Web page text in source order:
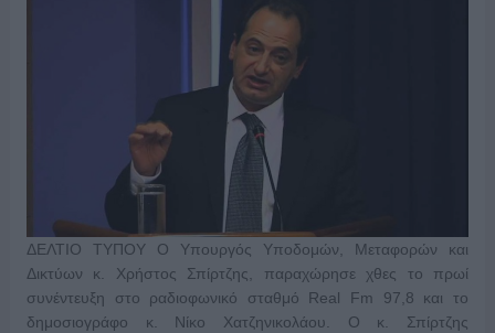
ΔΕΛΤΙΟ ΤΥΠΟΥ O Υπουργός Υποδομών, Μεταφορών και
Δικτύων κ. Χρήστος Σπίρτζης, παραχώρησε χθες το πρωί
συνέντευξη στο ραδιοφωνικό σταθμό Real Fm 97,8 και το
δημοσιογράφο κ. Νίκο Χατζηνικολάου. Ο κ. Σπίρτζης